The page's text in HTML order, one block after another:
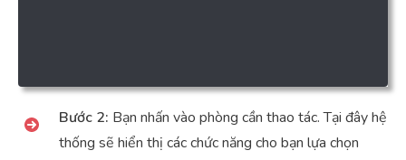
Bước 2: Bạn nhấn vào phòng cần thao tác. Tại đây hệ
thống sẽ hiển thị các chức năng cho bạn lựa chọn